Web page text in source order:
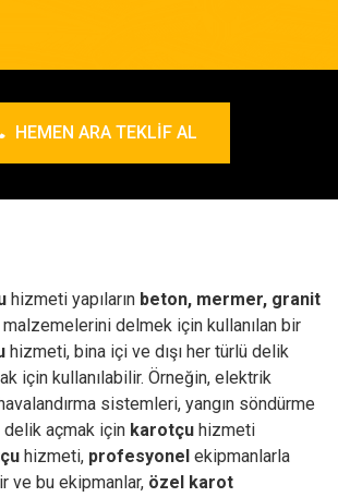
HEMEN ARA TEKLIF AL
hizmeti yapıların beton, mermer, granit
delmek için kullanılan bir
hizmeti, bina içi ve dışı her türlü delik
için kullanılabilir. Örneğin, elektrik
sistemleri, yangın söndürme
açmak için karotçu hizmeti
hizmeti, profesyonel ekipmanlarla
ve bu ekipmanlar, özel karot